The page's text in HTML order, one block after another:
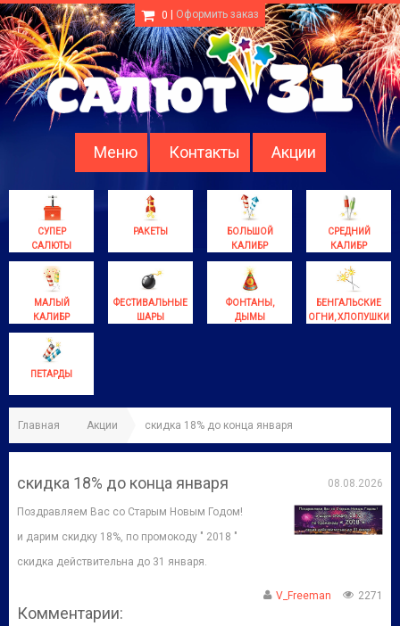
0 Оформить заказ
Меню Контакты Акции
СУПЕР
САЛЮТЫ
РАКЕТЫ
БОЛЬШОЙ
КАЛИБР
СРЕДНИЙ
КАЛИБР
МАЛЫЙ
КАЛИБР
ФЕСТИВАЛЬНЫЕ
ШАРЫ
ФОНТАНЫ,
ДЫМЫ
БЕНГАЛЬСКИЕ
ОГНИ, ХЛОПУШКИ
ПЕТАРДЫ
Главная Акции скидка 18% до конца января
08.08.2026
скидка 18% до конца января
Поздравляем Вас со Старым Новым Годом!
и дарим скидку 18%, по промокоду " 2018 "
скидка действительна до 31 января.
2271
V_Freeman
Комментарии: